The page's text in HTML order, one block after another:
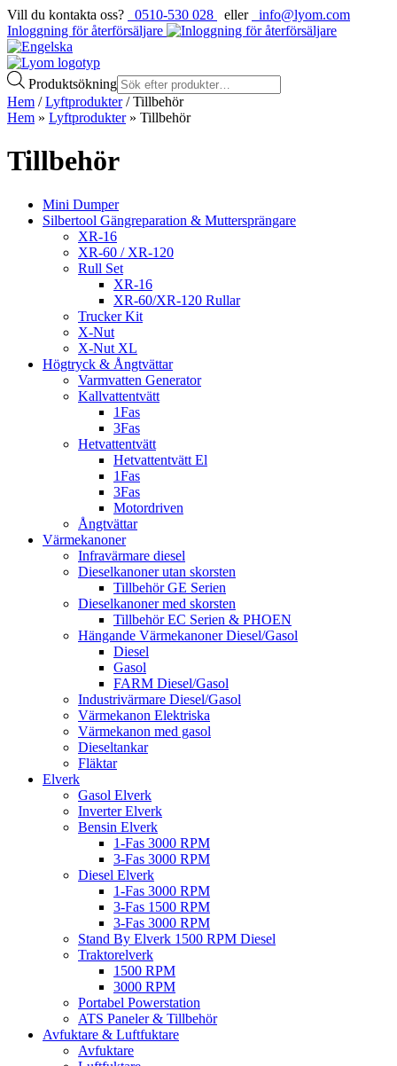
Vill du kontakta oss? 0510-530 028 eller
info@lyom.com
Inloggning för återförsäljare
Produktsökning
Hem /Lyftprodukter/ Tillbehör
Hem » Lyftprodukter» Tillbehör
Tillbehör
Mini Dumper
Silbertool Gängreparation & Muttersprängare
XR-16
XR-60 / XR-120
Rull Set
XR-16
XR-60/XR-120 Rullar
Trucker Kit
X-Nut
X-Nut XL
Högtryck & Ångtvättar
Varmvatten Generator
Kallvattentvätt
1Fas
3Fas
Hetvattentvätt
Hetvattentvätt El
1Fas
3Fas
Motordriven
Ångtvättar
Värmekanoner
Infravärmare diesel
Dieselkanoner utan skorsten
Tillbehör GE Serien
Dieselkanoner med skorsten
Tillbehör EC Serien & PHOEN
Hängande Värmekanoner Diesel/Gasol
Diesel
Gasol
FARM Diesel/Gasol
Industrivärmare Diesel/Gasol
Värmekanon Elektriska
Värmekanon med gasol
Dieseltankar
Fläktar
Elverk
Gasol Elverk
Inverter Elverk
Bensin Elverk
1-Fas 3000 RPM
3-Fas 3000 RPM
Diesel Elverk
1-Fas 3000 RPM
3-Fas 1500 RPM
3-Fas 3000 RPM
Stand By Elverk 1500 RPM Diesel
Traktorelverk
1500 RPM
3000 RPM
Portabel Powerstation
ATS Paneler & Tillbehör
Avfuktare & Luftfuktare
Avfuktare